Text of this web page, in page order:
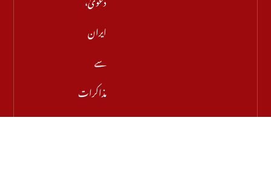
ایران
سے
مذاکرات
کامیاب